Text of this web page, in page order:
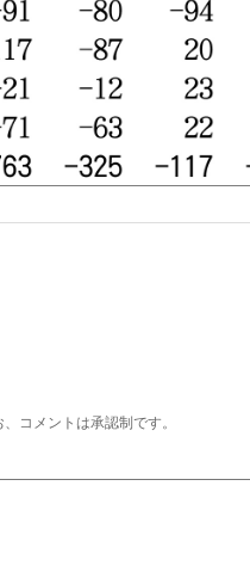
コメントは承認制です。